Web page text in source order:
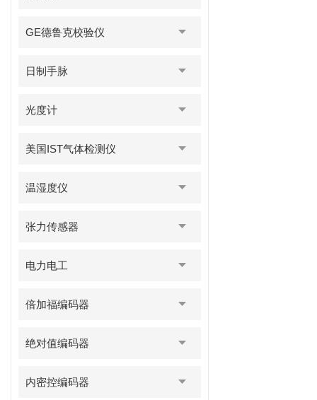
GE德鲁克校验仪
日制手脉
光度计
美国IST气体检测仪
温湿度仪
张力传感器
电力电工
倍加福编码器
绝对值编码器
内密控编码器